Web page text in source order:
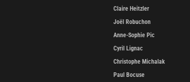
Claire Heitzler
Joël Robuchon
Anne-Sophie Pic
Cyril Lignac
Christophe Michalak
Paul Bocuse